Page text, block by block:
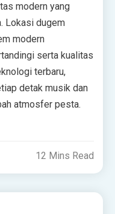
modern yang
Lokasi dugem
modern
serta kualitas
terbaru,
detak musik dan
atmosfer pesta.
12 Mins Read